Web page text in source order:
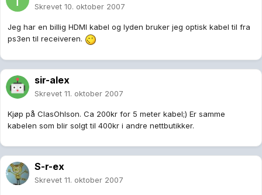
Skrevet 10. oktober 2007
Jeg har en billig HDMI kabel og lyden bruker jeg optisk kabel til fra
ps3en til receiveren.
sir-alex
Skrevet 11. oktober 2007
Kjøp på ClasOhlson. Ca 200kr for 5 meter kabel;) Er samme
kabelen som blir solgt til 400kr i andre nettbutikker.
S-r-ex
Skrevet 11. oktober 2007